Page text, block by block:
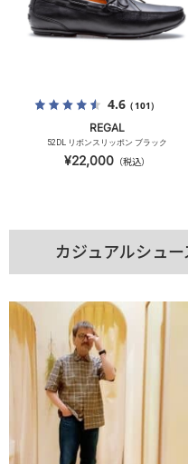
4.6（101）
REGAL
52DL リボンスリッポン ブラック
¥22,000（税込）
カジュアルシュ